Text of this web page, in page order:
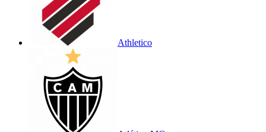
Athletico